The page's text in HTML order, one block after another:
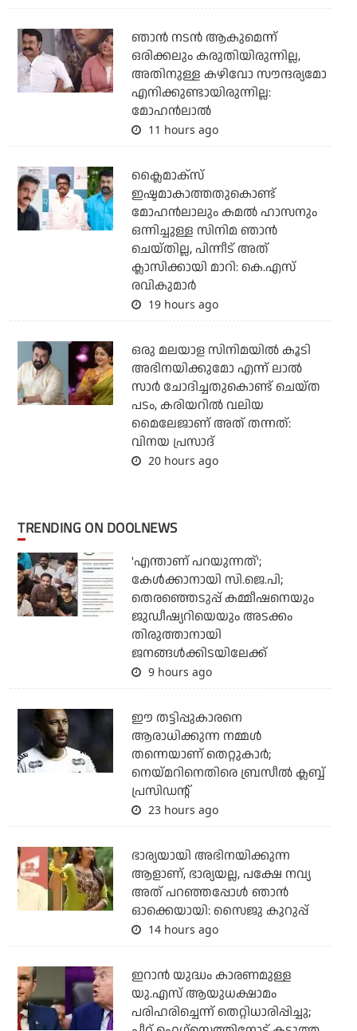
ഞാൻ നടൻ ആകുമെന്ന്
ഒരിക്കലും കരുതിയിരുന്നില്ല,
അതിനുള്ള കഴിവോ സൗന്ദര്യമോ
എനിക്കുണ്ടായിരുന്നില്ല:
മോഹൻലാൽ
11 hours ago
ക്ലൈമാക്‌സ്
ഇഷ്ടമാകാത്തതുകൊണ്ട്
മോഹന്‍ലാലും കമല്‍ ഹാസനും
ഒന്നിച്ചുള്ള സിനിമ ഞാന്‍
ചെയ്തില്ല, പിന്നീട് അത്
ക്ലാസിക്കായി മാറി: കെ.എസ്
രവികുമാര്‍
19 hours ago
ഒരു മലയാള സിനിമയില്‍ കൂടി
അഭിനയിക്കുമോ എന്ന് ലാല്‍
സാര്‍ ചോദിച്ചതുകൊണ്ട് ചെയ്ത
പടം, കരിയറില്‍ വലിയ
മൈലേജാണ് അത് തന്നത്:
വിനയ പ്രസാദ്
20 hours ago
TRENDING ON DOOLNEWS
'എന്താണ് പറയുന്നത്';
കേള്‍ക്കാനായി സി.ജെ.പി;
തെരഞ്ഞെടുപ്പ് കമ്മീഷനെയും
ജുഡീഷ്യറിയെയും അടക്കം
തിരുത്താനായി
ജനങ്ങള്‍ക്കിടയിലേക്ക്
9 hours ago
ഈ തട്ടിപ്പുകാരനെ
ആരാധിക്കുന്ന നമ്മള്‍
തന്നെയാണ് തെറ്റുകാര്‍;
നെയ്മറിനെതിരെ ബ്രസീല്‍ ക്ലബ്ബ്
പ്രസിഡന്റ്
23 hours ago
ഭാര്യയായി അഭിനയിക്കുന്ന
ആളാണ്, ഭാര്യയല്ല, പക്ഷേ നവ്യ
അത് പറഞ്ഞപ്പോള്‍ ഞാന്‍
ഓക്കെയായി: സൈജു കുറുപ്പ്
14 hours ago
ഇറാന്‍ യുദ്ധം കാരണമുള്ള
യു.എസ് ആയുധക്ഷാമം
പരിഹരിച്ചെന്ന് തെറ്റിധാരിപ്പിച്ചു;